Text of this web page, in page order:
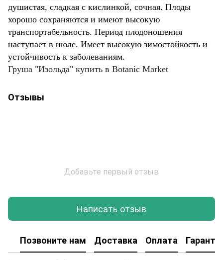
душистая, сладкая с кислинкой, сочная. Плоды
хорошо сохраняются и имеют высокую
транспортабельность. Период плодоношения
наступает в июле. Имеет высокую зимостойкость и
устойчивость к заболеваниям.
Груша "Изольда" купить в Botanic Market
Отзывы
Добавьте первый отзыв
Написать отзыв
Позвоните нам Доставка Оплата